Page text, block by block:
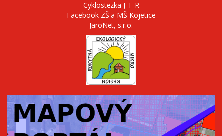
Cyklostezka J-T-R
Facebook ZŠ a MŠ Kojetice
JaroNet, s.r.o.